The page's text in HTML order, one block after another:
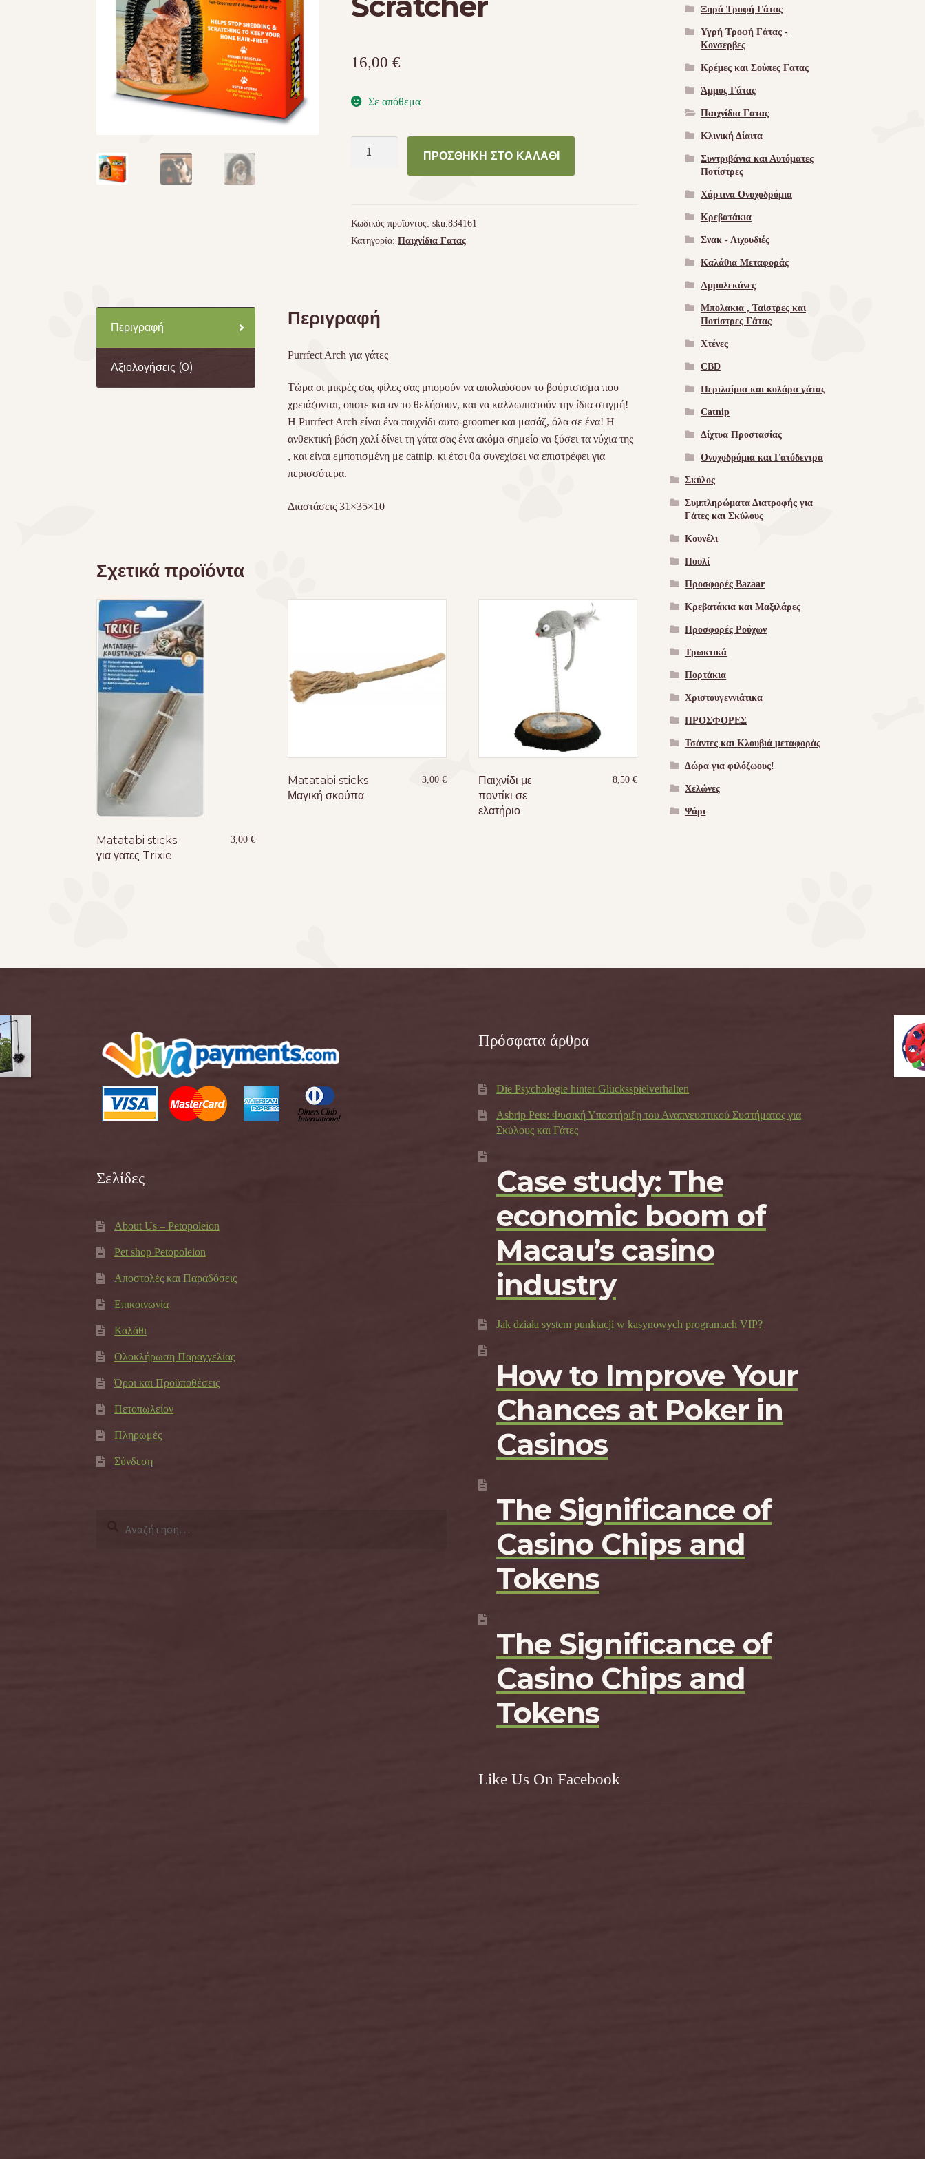
16,00€
Σε απόθεμα
and
Scratcher
ΠΡΟΣΘΉΚΗ ΣΤΟ ΚΑΛΆΘΙ
Κωδικός προϊόντος:sku.834161
Κατηγορία:Παιχνίδια Γατας
Περιγραφή
Αξιολογήσεις (0)
Περιγραφή
Purrfect Arch για γάτες
Τώρα οι μικρές σας φίλες σας μπορούν να απολαύσουν το βούρτσισμα που
χρειάζονται, οποτε και αν το θελήσουν, και να καλλωπιστούν την ίδια στιγμή!
Η Purrfect Arch είναι ένα παιχνίδι αυτο-groomer και μασάζ, όλα σε ένα! Η
ανθεκτική βάση χαλί δίνει τη γάτα σας ένα ακόμα σημείο να ξύσει τα νύχια της
, και είναι εμποτισμένη με catnip. κι έτσι θα συνεχίσει να επιστρέφει για
περισσότερα.
Διαστάσεις 31×35×10
Σχετικά προϊόντα
Matatabi sticks
για γατες Trixie
3,00€
Matatabi sticks
Μαγική σκούπα
3,00 €
Παιχνίδι με
ποντίκι σε
ελατήριο
8,50€
Ξηρά Τροφή Γάτας
Υγρή Τροφή Γάτας -
Kονσερβες
Κρέμες και Σούπες Γατας
Άμμος Γάτας
Παιχνίδια Γατας
Κλινική Δίαιτα
Συντριβάνια και Αυτόματες
Ποτίστρες
Χάρτινα Ονυχοδρόμια
Κρεβατάκια
Σνακ - Λιχουδιές
Καλάθια Μεταφοράς
Αμμολεκάνες
Μπολακια , Ταίστρες και
Ποτίστρες Γάτας
Χτένες
CBD
Περιλαίμια και κολάρα γάτας
Catnip
Δίχτυα Προστασίας
Ονυχοδρόμια και Γατόδεντρα
Σκύλος
Συμπληρώματα Διατροφής για
Γάτες και Σκύλους
Κουνέλι
Πουλί
Προσφορές Bazaar
Κρεβατάκια και Μαξιλάρες
Προσφορές Ρούχων
Τρωκτικά
Πορτάκια
Χριστουγεννιάτικα
ΠΡΟΣΦΟΡΕΣ
Τσάντες και Κλουβιά μεταφοράς
Δώρα για φιλόζωους!
Χελώνες
Ψάρι
Σελίδες
About Us – Petopoleion
Pet shop Petopoleion
Αποστολές και Παραδόσεις
Επικοινωνία
Καλάθι
Ολοκλήρωση Παραγγελίας
Όροι και Προϋποθέσεις
Πετοπωλείον
Πληρωμές
Σύνδεση
Πρόσφατα άρθρα
Die Psychologie hinter Glücksspielverhalten
Asbrip Pets: Φυσική Υποστήριξη του Αναπνευστικού Συστήματος για
Σκύλους και Γάτες
Case study: The
economic boom of
Macau’s casino
industry
Jak działa system punktacji w kasynowych programach VIP?
How to Improve Your
Chances at Poker in
Casinos
The Significance of
Casino Chips and
Tokens
The Significance of
Casino Chips and
Tokens
Like Us On Facebook